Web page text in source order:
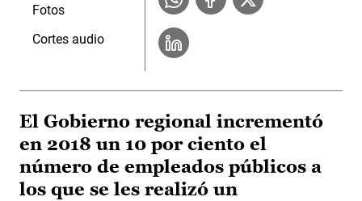
Fotos
Cortes audio
El Gobierno regional incrementó
en 2018 un 10 por ciento el
número de empleados públicos a
los que se les realizó un